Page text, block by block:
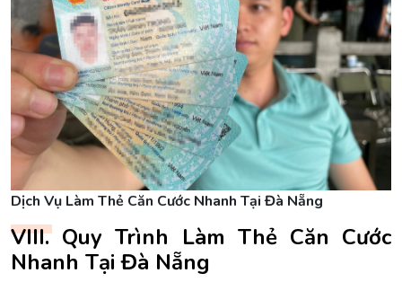
Dịch Vụ Làm Thẻ Căn Cước Nhanh Tại Đà Nẵng
VIII. Quy Trình Làm Thẻ Căn Cước
Nhanh Tại Đà Nẵng